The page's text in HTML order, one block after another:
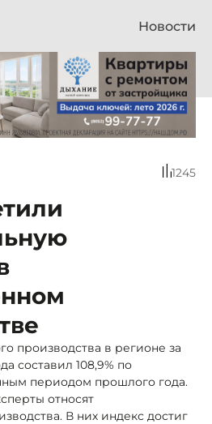
Новости
1245
производства в регионе за
составил 108,9% по
периодом прошлого года.
относят
В них индекс достиг